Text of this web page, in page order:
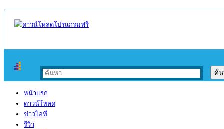
หน้าแรก
ดาวน์โหลด
ข่าวไอที
รีวิว